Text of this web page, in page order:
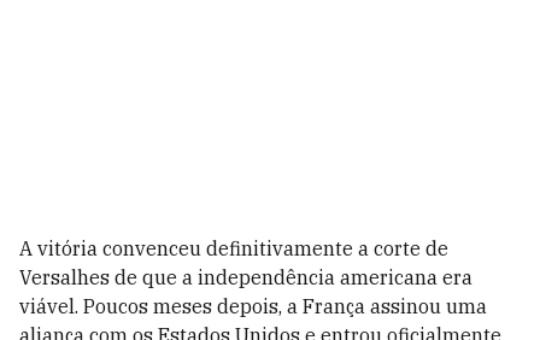
A vitória convenceu definitivamente a corte de
Versalhes de que a independência americana era
viável. Poucos meses depois, a França assinou uma